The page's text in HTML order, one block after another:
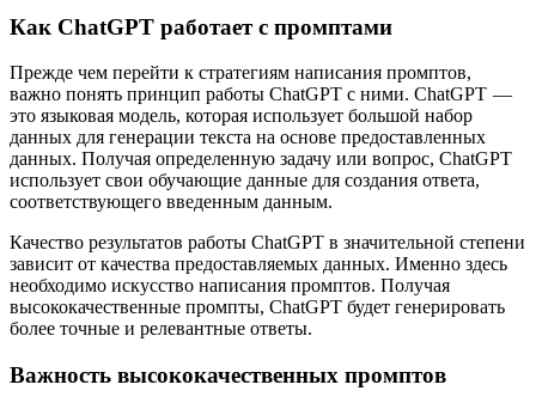
Как ChatGPT работает с промптами
Прежде чем перейти к стратегиям написания промптов,
важно понять принцип работы ChatGPT с ними. ChatGPT —
это языковая модель, которая использует большой набор
данных для генерации текста на основе предоставленных
данных. Получая определенную задачу или вопрос, ChatGPT
использует свои обучающие данные для создания ответа,
соответствующего введенным данным.
Качество результатов работы ChatGPT в значительной степени
зависит от качества предоставляемых данных. Именно здесь
необходимо искусство написания промптов. Получая
высококачественные промпты, ChatGPT будет генерировать
более точные и релевантные ответы.
Важность высококачественных промптов